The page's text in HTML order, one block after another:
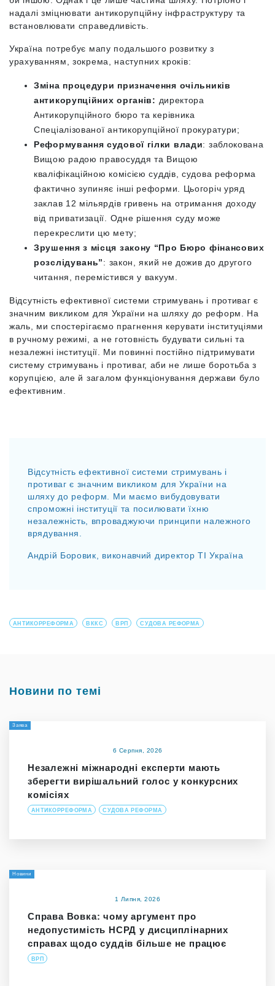
надалі зміцнювати антикорупційну інфраструктуру та
встановлювати справедливість.
Україна потребує мапу подальшого розвитку з
урахуванням, зокрема, наступних кроків:
Зміна процедури призначення очільників
антикорупційних органів: директора
Антикорупційного бюро та керівника
Спеціалізованої антикорупційної прокуратури;
Реформування судової гілки влади: заблокована
Вищою радою правосуддя та Вищою
кваліфікаційною комісією суддів, судова реформа
фактично зупиняє інші реформи. Цьогоріч уряд
заклав 12 мільярдів гривень на отримання доходу
від приватизації. Одне рішення суду може
перекреслити цю мету;
Зрушення з місця закону “Про Бюро фінансових
розслідувань”: закон, який не дожив до другого
читання, перемістився у вакуум.
Відсутність ефективної системи стримувань і противаг є
значним викликом для України на шляху до реформ. На
жаль, ми спостерігаємо прагнення керувати інституціями
в ручному режимі, а не готовність будувати сильні та
незалежні інституції. Ми повинні постійно підтримувати
систему стримувань і противаг, аби не лише боротьба з
корупцією, але й загалом функціонування держави було
ефективним.
Відсутність ефективної системи стримувань і
противаг є значним викликом для України на
шляху до реформ. Ми маємо вибудовувати
спроможні інституції та посилювати їхню
незалежність, впроваджуючи принципи належного
врядування.
Андрій Боровик, виконавчий директор ТІ Україна
АНТИКОРРЕФОРМА ВККС ВРП СУДОВА РЕФОРМА
Новини по темі
Заява
6 Серпня, 2026
Незалежні міжнародні експерти мають
зберегти вирішальний голос у конкурсних
комісіях
АНТИКОРРЕФОРМА СУДОВА РЕФОРМА
Новини
1 Липня, 2026
Справа Вовка: чому аргумент про
недопустимість НСРД у дисциплінарних
справах щодо суддів більше не працює
ВРП